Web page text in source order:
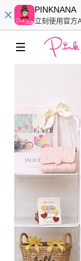
PINKNANA
立刻使用官方